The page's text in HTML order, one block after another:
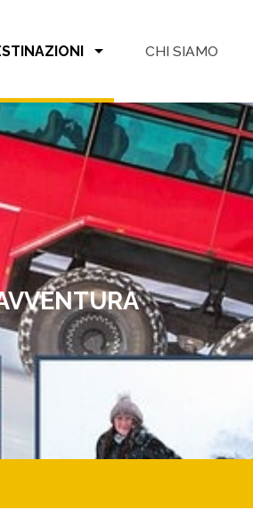
arrow_drop_down CHI SIAMO